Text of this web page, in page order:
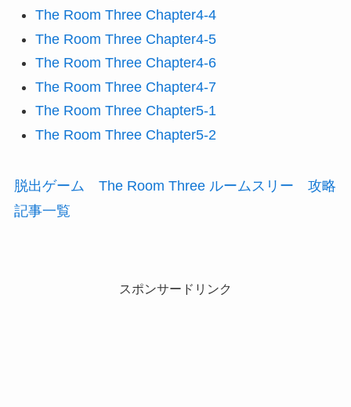
The Room Three Chapter4-4
The Room Three Chapter4-5
The Room Three Chapter4-6
The Room Three Chapter4-7
The Room Three Chapter5-1
The Room Three Chapter5-2
脱出ゲーム The Room Three ルームスリー 攻略
記事一覧
スポンサードリンク